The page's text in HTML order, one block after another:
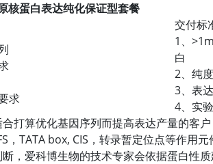
核蛋白表达纯化保证型套餐
交付标
求
1、
白
2、纯
3、表
4、实
打算优化基因序列而提高表达产量的客
，TATA box, CIS，转录暂定位点等作用
，爱科博生物的技术专家会依据蛋白性